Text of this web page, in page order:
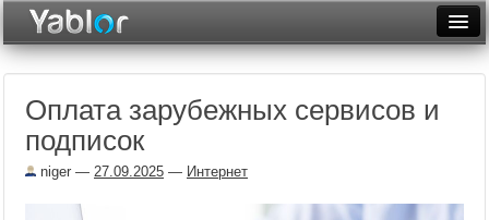
Неделя
Оплата зарубежных сервисов и
подписок
niger — 27.09.2025 — Интернет